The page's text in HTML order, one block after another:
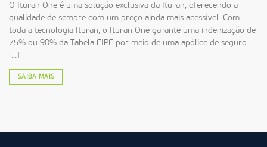
O Ituran One é uma solução exclusiva da Ituran, oferecendo a
qualidade de sempre com um preço ainda mais acessível. Com
toda a tecnologia Ituran, o Ituran One garante uma indenização de
75% ou 90% da Tabela FIPE por meio de uma apólice de seguro
[...]
SAIBA MAIS